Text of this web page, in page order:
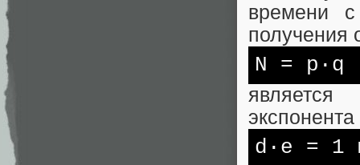
времени
получения
N = p·q
d·e = 1